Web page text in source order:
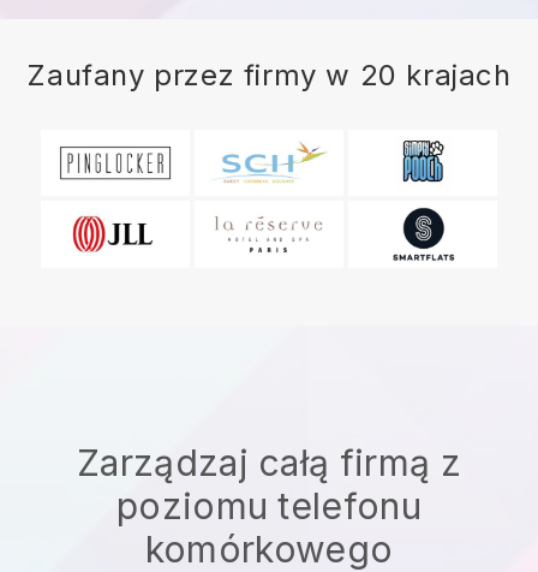
Zaufany przez firmy w 20 krajach
Zarządzaj całą firmą z
poziomu telefonu
komórkowego